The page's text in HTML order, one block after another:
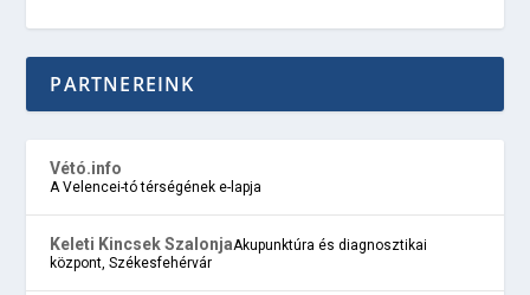
PARTNEREINK
Vétó.info
A Velencei-tó térségének e-lapja
Keleti Kincsek SzalonjaAkupunktúra és diagnosztikai
központ, Székesfehérvár